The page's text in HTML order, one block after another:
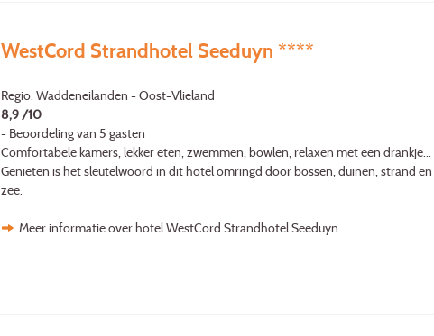
WestCord Strandhotel Seeduyn ****
Regio: Waddeneilanden - Oost-Vlieland
8,9 /10
- Beoordeling van 5 gasten
Comfortabele kamers, lekker eten, zwemmen, bowlen, relaxen met een drankje...
Genieten is het sleutelwoord in dit hotel omringd door bossen, duinen, strand en
zee.
Meer informatie over hotel WestCord Strandhotel Seeduyn